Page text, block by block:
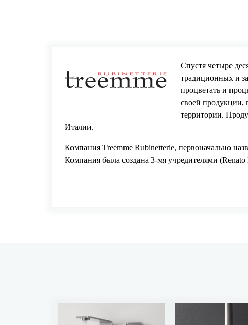
Спустя четыре
традиционных и
процветать и
своей продукции,
территории.
Италии.
Компания Treemme Rubinetterie, первоначально
Компания была создана 3-мя учредителями